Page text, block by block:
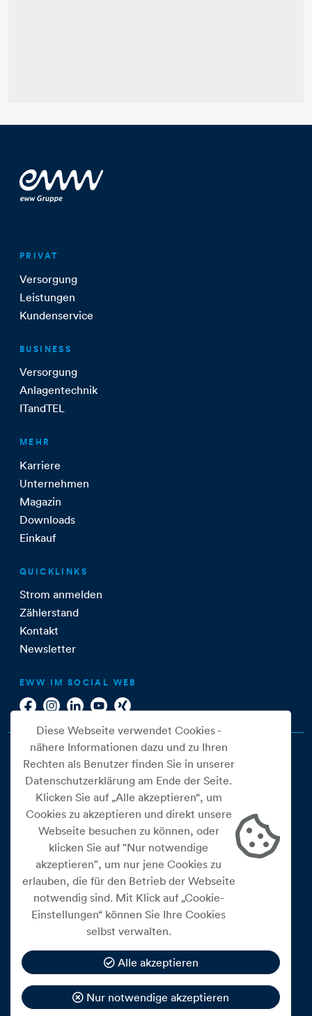
PRIVAT
Versorgung
Leistungen
Kundenservice
BUSINESS
Versorgung
Anlagentechnik
ITandTEL
MEHR
Karriere
Unternehmen
Magazin
Downloads
Einkauf
QUICKLINKS
Strom anmelden
Zählerstand
Kontakt
Newsletter
EWW IM SOCIAL WEB
Cookie Einstellungen
Datenschutz
Impressum
Widerrufsbelehrung
Medienfreiheitsgesetz
Barrierefreiheitserklärung
Hinweisgeberschutz
Mein Konto
Diese Webseite verwendet Cookies -
nähere Informationen dazu und zu Ihren
Rechten als Benutzer finden Sie in unserer
Datenschutzerklärung am Ende der Seite.
Klicken Sie auf „Alle akzeptieren“, um
Cookies zu akzeptieren und direkt unsere
Webseite besuchen zu können, oder
klicken Sie auf "Nur notwendige
akzeptieren", um nur jene Cookies zu
erlauben, die für den Betrieb der Webseite
notwendig sind. Mit Klick auf „Cookie-
Einstellungen“ können Sie Ihre Cookies
selbst verwalten.
Alle akzeptieren
Nur notwendige akzeptieren